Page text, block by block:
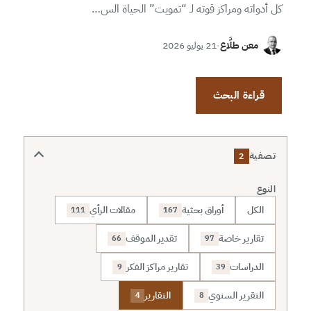
كل أدواته ومراكز قوته لـ “تمويت” الحياة الس…
معن طلَّاع·21 يوليو 2026
قراءة البحث
تصفية 2
النوع
الكل أوراق بحثية 167 مقالات الرأي 111
تقارير خاصة 97 تقدير الموقف 66
الدراسات 39 تقارير مراكز الفكر 9
التقرير السنوي 8 التقارير 4